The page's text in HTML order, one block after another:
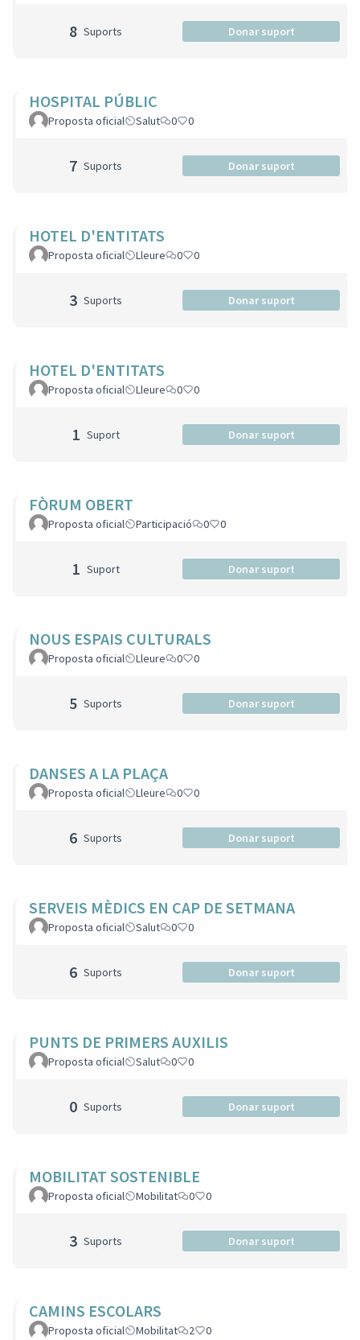
8 Suports Donar suport
HOSPITAL PÚBLIC
Proposta oficial Salut 0 0
7 Suports Donar suport
HOTEL D'ENTITATS
Proposta oficial Lleure 0 0
3 Suports Donar suport
HOTEL D'ENTITATS
Proposta oficial Lleure 0 0
1 Suport Donar suport
FÒRUM OBERT
Proposta oficial Participació 0 0
1 Suport Donar suport
NOUS ESPAIS CULTURALS
Proposta oficial Lleure 0 0
5 Suports Donar suport
DANSES A LA PLAÇA
Proposta oficial Lleure 0 0
6 Suports Donar suport
SERVEIS MÈDICS EN CAP DE SETMANA
Proposta oficial Salut 0 0
6 Suports Donar suport
PUNTS DE PRIMERS AUXILIS
Proposta oficial Salut 0 0
0 Suports Donar suport
MOBILITAT SOSTENIBLE
Proposta oficial Mobilitat 0 0
3 Suports Donar suport
CAMINS ESCOLARS
Proposta oficial Mobilitat 2 0